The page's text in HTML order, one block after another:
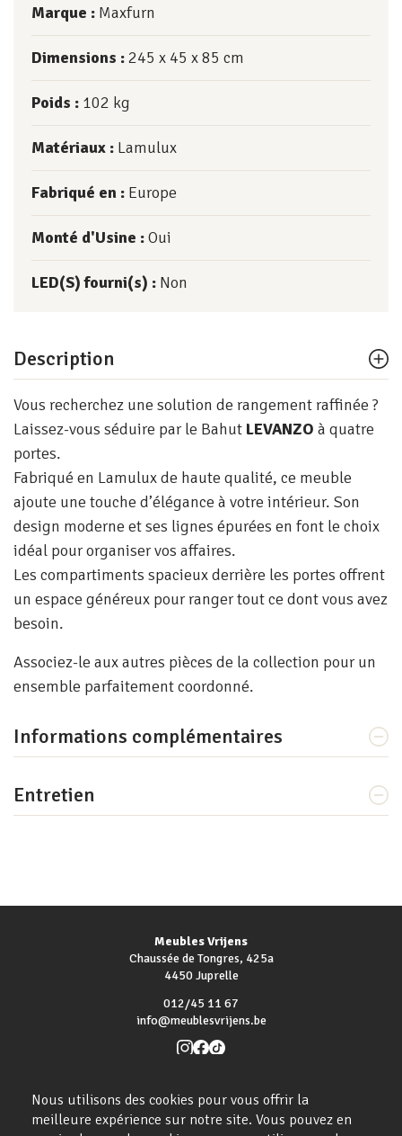
Marque : Maxfurn
Dimensions :245 45 85 cm
Poids : 102 kg
Matériaux : Lamulux
Fabriqué en : Europe
Monté d'Usine :Oui
LED(S) fourni(s) : Non
Description
Vous recherchez une solution de rangement raffinée ?
Laissez-vous séduire par le Bahut LEVANZO à quatre
portes.
Fabriqué en Lamulux de haute qualité, ce meuble
ajoute une touche d’élégance à votre intérieur. Son
design moderne et ses lignes épurées en font le choix
idéal pour organiser vos affaires.
Les compartiments spacieux derrière les portes offrent
un espace généreux pour ranger tout ce dont vous avez
besoin.
Associez-le aux autres pièces de la collection pour un
ensemble parfaitement coordonné.
Informations complémentaires
Entretien
Meubles Vrijens
Chaussée de Tongres, 425a
4450 Juprelle
012/45 11 67
info@meublesvrijens.be
Nous utilisons des cookies pour vous offrir la
meilleure expérience sur notre site. Vous pouvez en